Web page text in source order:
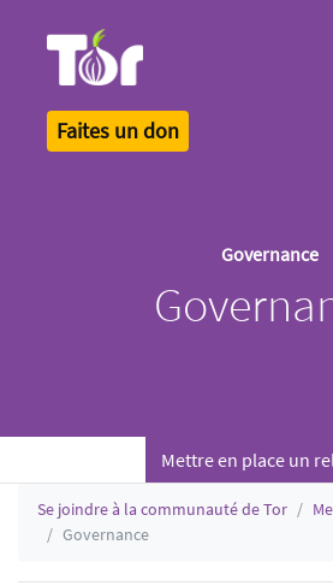
Faites un don
Governance
Mettre en place un
Se joindre à la communauté de Tor
Governance